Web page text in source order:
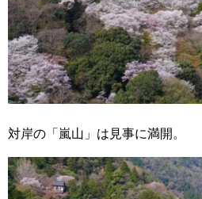
対岸の「嵐山」は見事に満開。